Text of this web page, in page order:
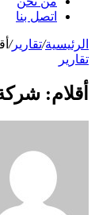
اتصل بنا
الرئيسية/تقارير/
تقارير
أقلام: شركة جوي